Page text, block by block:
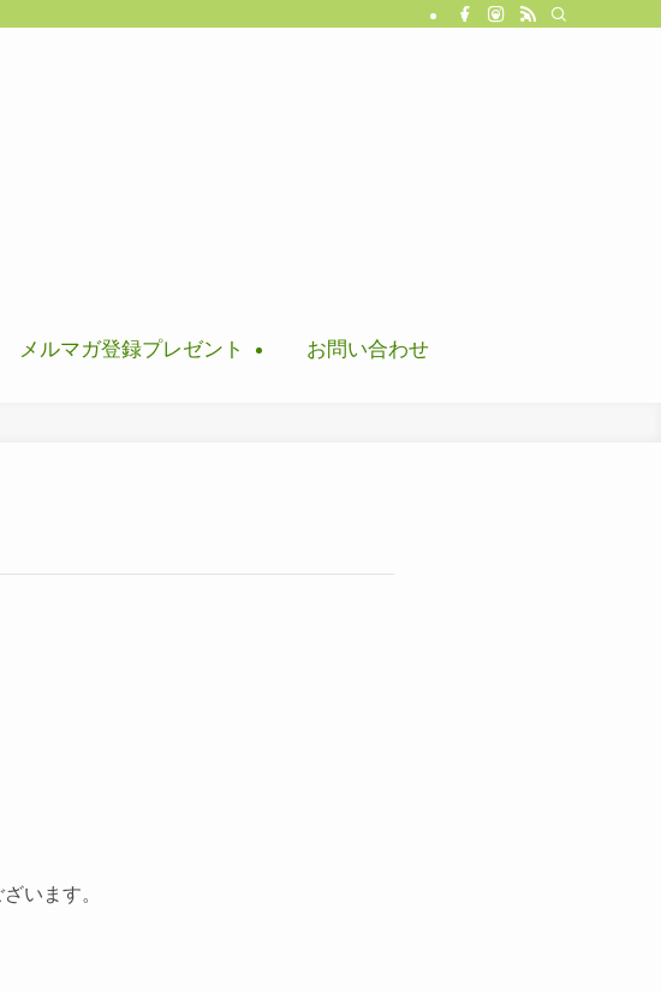
メルマガ登録プレゼント お問い合わせ
います。